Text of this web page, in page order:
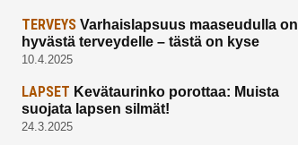
TERVEYSVarhaislapsuus maaseudulla on
hyvästä terveydelle – tästä on kyse
10.4.2025
LAPSET Kevätaurinko porottaa: Muista
suojata lapsen silmät!
24.3.2025